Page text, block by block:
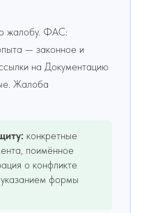
жалобу. ФАС:
— законное и
на Документацию
Жалоба
конкретные
поимённое
о конфликте
формы